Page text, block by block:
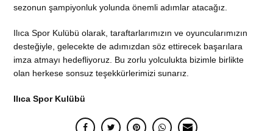
sezonun şampiyonluk yolunda önemli adımlar atacağız.
Ilıca Spor Kulübü olarak, taraftarlarımızın ve oyuncularımızın
desteğiyle, gelecekte de adımızdan söz ettirecek başarılara
imza atmayı hedefliyoruz. Bu zorlu yolculukta bizimle birlikte
olan herkese sonsuz teşekkürlerimizi sunarız.
Ilıca Spor Kulübü